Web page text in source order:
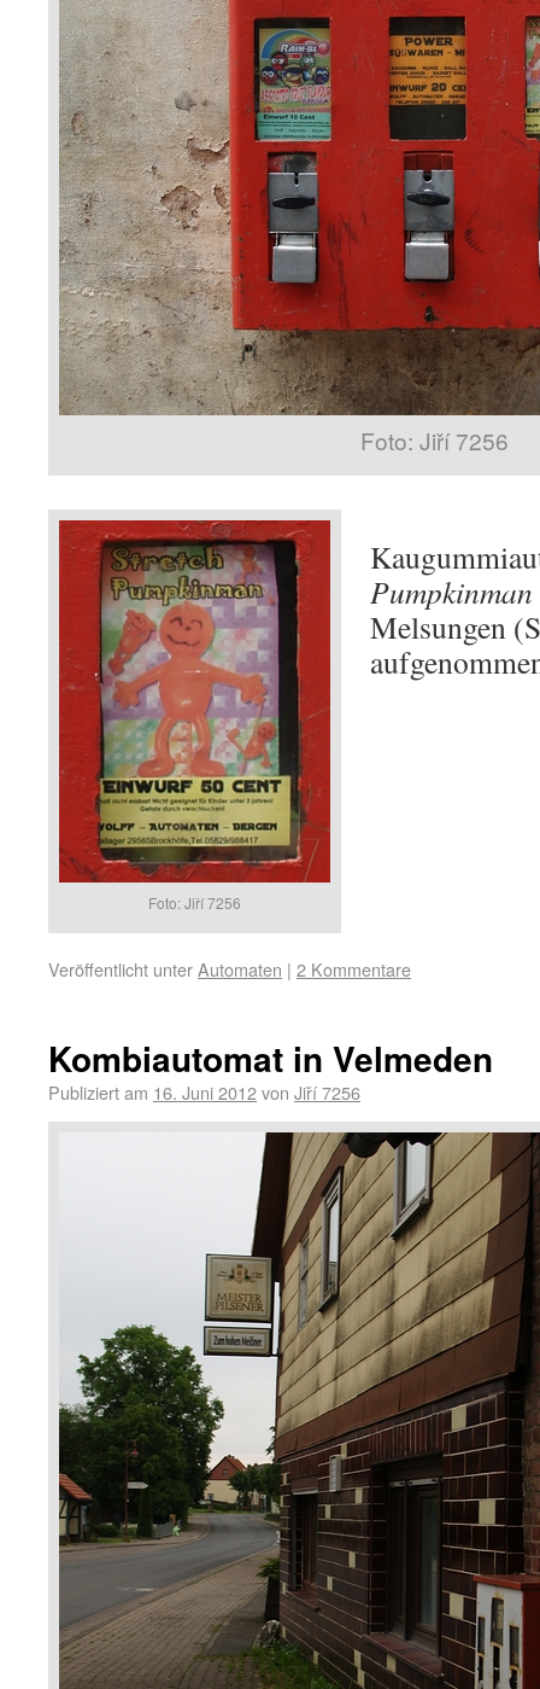
Foto: Jiří 7256
Foto: Jiří 7256
Pumpkinman
Melsungen
Veröffentlicht unterAutomaten | 2 Kommentare
Kombiautomat in Velmeden
Publiziert am 16. Juni 2012von Jiří 7256